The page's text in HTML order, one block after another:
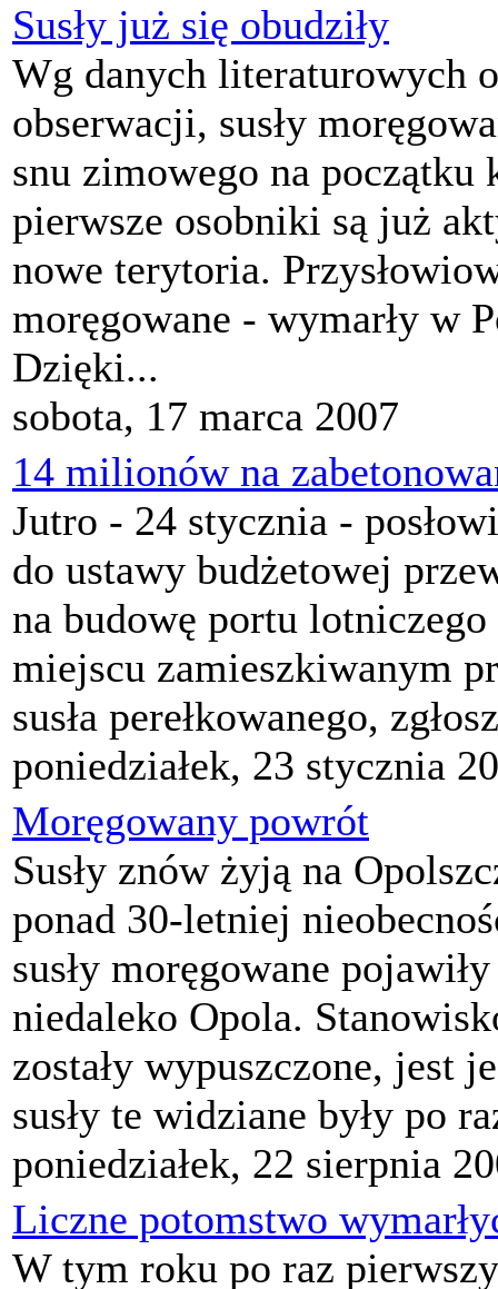
Susły już się obudziły
Wg danych literaturowych
obserwacji, susły
snu zimowego na
pierwsze osobniki są już
nowe terytoria.
moręgowane - wymarły w
Dzięki...
sobota, 17 marca 2007
14 milionów na
Jutro - 24 stycznia -
do ustawy budżetowej
na budowę portu
miejscu zamieszkiwanym
susła perełkowanego,
poniedziałek, 23 stycznia
Moręgowany powrót
Susły znów żyją na
ponad 30-letniej
susły moręgowane
niedaleko Opola.
zostały wypuszczone, jest
susły te widziane były po
poniedziałek, 22 sierpnia
Liczne potomstwo
W tym roku po raz